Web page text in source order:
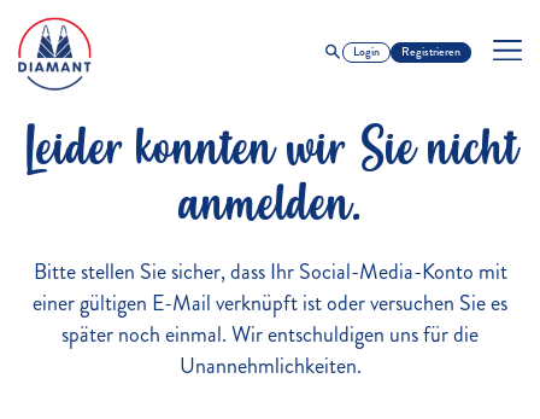
Login Registrieren
Leider konnten wir Sie nicht
anmelden.
Bitte stellen Sie sicher, dass Ihr Social-Media-Konto mit
einer gültigen E-Mail verknüpft ist oder versuchen Sie es
später noch einmal. Wir entschuldigen uns für die
Unannehmlichkeiten.